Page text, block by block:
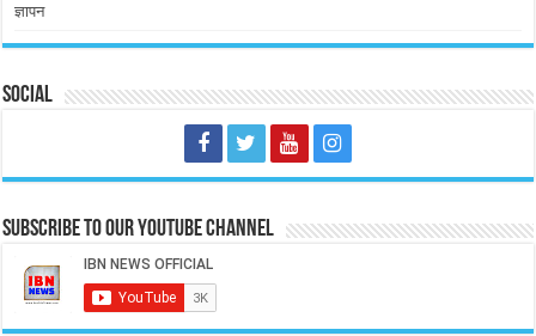
ज्ञापन
Social
Subscribe to our Youtube Channel